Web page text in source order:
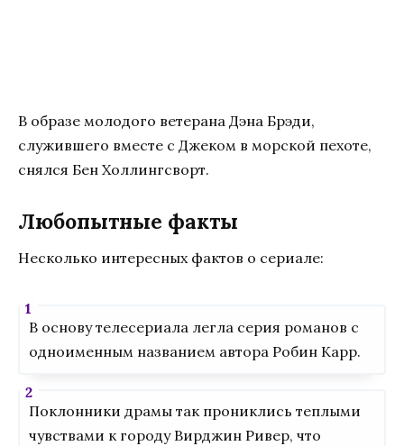
В образе молодого ветерана Дэна Брэди,
служившего вместе с Джеком в морской пехоте,
снялся Бен Холлингсворт.
Любопытные факты
Несколько интересных фактов о сериале:
В основу телесериала легла серия романов с
одноименным названием автора Робин Карр.
Поклонники драмы так прониклись теплыми
чувствами к городу Вирджин Ривер, что